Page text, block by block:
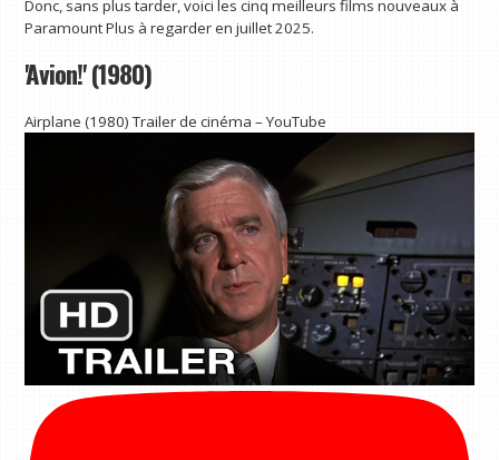
Donc, sans plus tarder, voici les cinq meilleurs films nouveaux à
Paramount Plus à regarder en juillet 2025.
'Avion!' (1980)
Airplane (1980) Trailer de cinéma – YouTube